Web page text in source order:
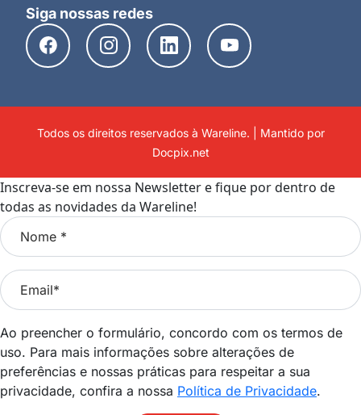
Siga nossas redes
Todos os direitos reservados à Wareline. | Mantido por
Docpix.net
Inscreva-se em nossa Newsletter e fique por dentro de
todas as novidades da Wareline!
Ao preencher o formulário, concordo com os termos de
uso. Para mais informações sobre alterações de
preferências e nossas práticas para respeitar a sua
privacidade, confira a nossa Política de Privacidade.